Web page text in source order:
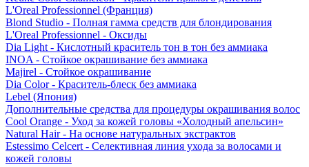
L'Oreal Professionnel (Франция)
Blond Studio - Полная гамма средств для блондирования
L'Oreal Professionnel - Оксиды
Dia Light - Кислотный краситель тон в тон без аммиака
INOA - Стойкое окрашивание без аммиака
Majirel - Стойкое окрашивание
Dia Color - Краситель-блеск без аммиака
Lebel (Япония)
Дополнительные средства для процедуры окрашивания волос
Cool Orange - Уход за кожей головы «Холодный апельсин»
Natural Hair - На основе натуральных экстрактов
Estessimo Celcert - Селективная линия ухода за волосами и
кожей головы